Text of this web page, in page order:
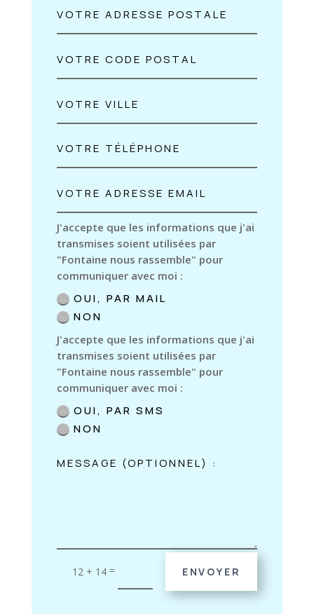
J'accepte que les informations que j'ai
transmises soient utilisées par
"Fontaine nous rassemble" pour
communiquer avec moi :
OUI, PAR MAIL
NON
J'accepte que les informations que j'ai
transmises soient utilisées par
"Fontaine nous rassemble" pour
communiquer avec moi :
OUI, PAR SMS
NON
12 + 14= ENVOYER